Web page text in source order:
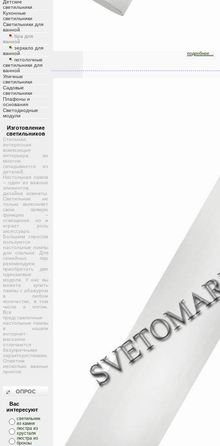
Детские
светильники
Кухонные
светильники
Светильники для
ванной
бра для
ванной
зеркало для
ванной
потолочные
светильники для
ванной
Уличные
светильники
Садовые
светильники
Плафоны и
основания
Светодиодные
модули
Изготовление
светильников
Стильная,
интересная
композиция
интерьера во
многом
складывается из
деталей.
Настольная лампа
– один из важных
элементов
дизайна комнаты.
Светильник не
только выполняет
свою прямую
функцию –
освещение, но и
играет роль
аксессуара.
Большим спросом
пользуются
настольные лампы
для спальни. Для
семейных пар
рекомендуем
приобретать две
одинаковые
модели. У нас вы
можете купить
лампы с абажуром
в любом
количестве, в том
числе и оптом.
Все
представленные
настольные лампы
в нашем
интернет-
магазине
отличаются
безупречными
характеристиками.
Отметим
несколько важных
пунктов:
ОПРОС
Вас
интересуют
светильник
из камня
люстра из
хрусталя
люстра из
бронзы
подробнее...